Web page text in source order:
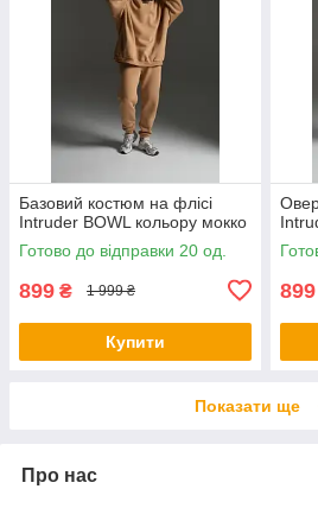
Базовий костюм на флісі
Intruder BOWL кольору мокко
Готово до відправки 20 од.
899 ₴ 1 999 ₴
Купити
899
Показати ще
Про нас